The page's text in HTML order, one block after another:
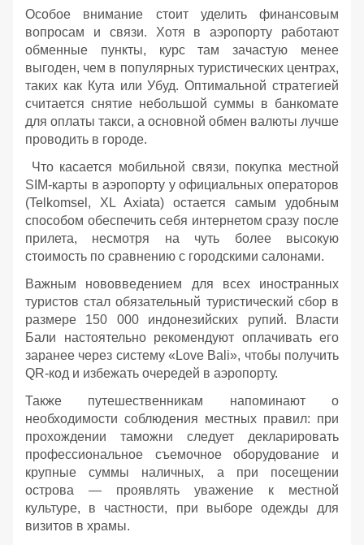
Особое внимание стоит уделить финансовым
вопросам и связи. Хотя в аэропорту работают
обменные пункты, курс там зачастую менее
выгоден, чем в популярных туристических центрах,
таких как Кута или Убуд. Оптимальной стратегией
считается снятие небольшой суммы в банкомате
для оплаты такси, а основной обмен валюты лучше
проводить в городе.
Что касается мобильной связи, покупка местной
SIM-карты в аэропорту у официальных операторов
(Telkomsel, XL Axiata) остается самым удобным
способом обеспечить себя интернетом сразу после
прилета, несмотря на чуть более высокую
стоимость по сравнению с городскими салонами.
Важным нововведением для всех иностранных
туристов стал обязательный туристический сбор в
размере 150 000 индонезийских рупий. Власти
Бали настоятельно рекомендуют оплачивать его
заранее через систему «Love Bali», чтобы получить
QR-код и избежать очередей в аэропорту.
Также путешественникам напоминают о
необходимости соблюдения местных правил: при
прохождении таможни следует декларировать
профессиональное съемочное оборудование и
крупные суммы наличных, а при посещении
острова — проявлять уважение к местной
культуре, в частности, при выборе одежды для
визитов в храмы.